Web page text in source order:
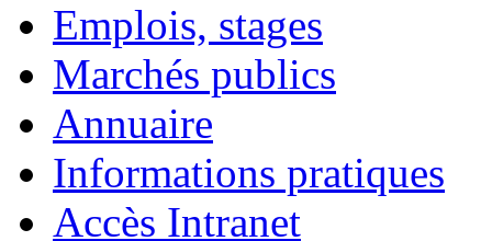
Emplois, stages
Marchés publics
Annuaire
Informations pratiques
Accès Intranet